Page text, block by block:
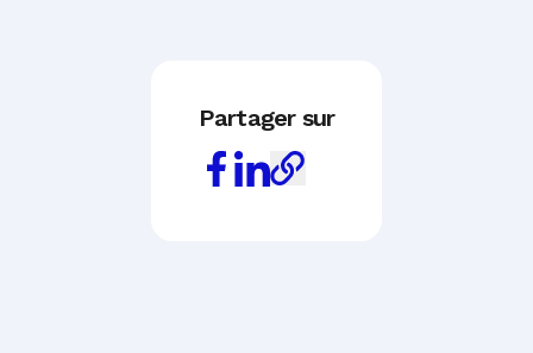
Partager sur